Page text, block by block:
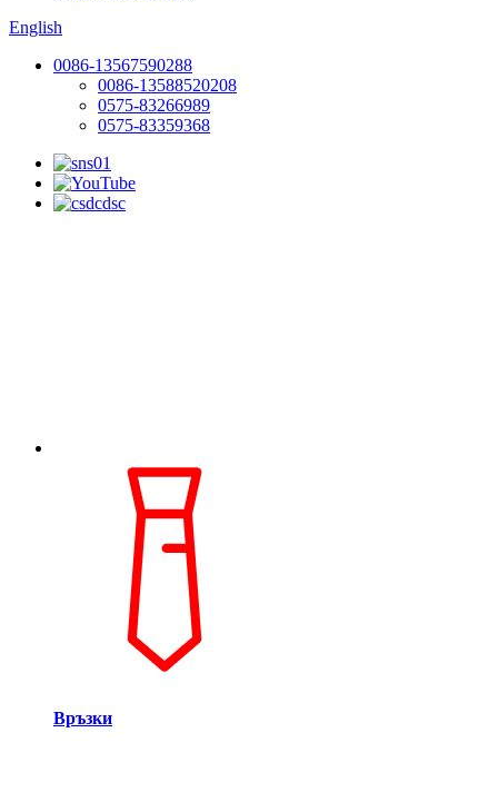
English
0086-13567590288
0086-13588520208
0575-83266989
0575-83359368
Връзки